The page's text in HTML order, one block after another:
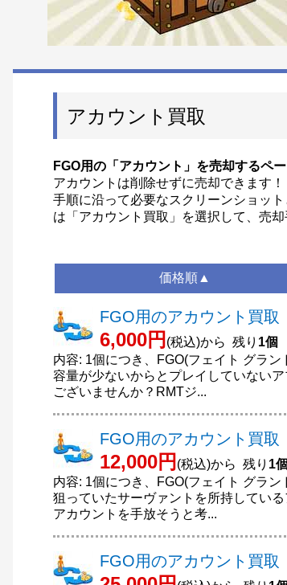
アカウント買取
FGO用の「アカウント」を売却するペー
アカウントは削除せずに売却できます
手順に沿って必要なスクリーンショッ
は「アカウント買取」を選択して、売
価格順▲
FGO用のアカウント買取
6,000円 (税込)から 残り 1個
内容: 1個につき、FGO(フェイト グラ
容量が少ないからとプレイしていない
ございませんか？RMTジ...
FGO用のアカウント買取
12,000円 (税込)から 残り 1個
内容: 1個につき、FGO(フェイト グラ
狙っていたサーヴァントを所持してい
アカウントを手放そうと考...
FGO用のアカウント買取